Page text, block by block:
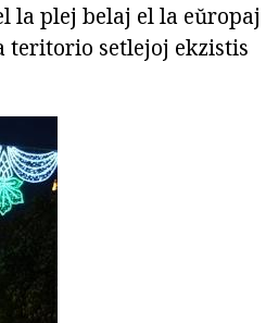
la plej belaj el la eŭropaj
teritorio setlejoj ekzistis